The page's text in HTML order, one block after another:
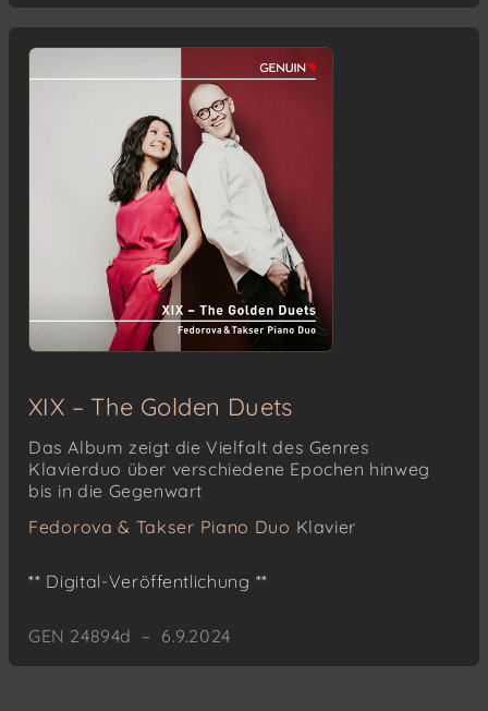
XIX – The Golden Duets
Das Album zeigt die Vielfalt des Genres
Klavierduo über verschiedene Epochen hinweg
bis in die Gegenwart
Fedorova & Takser Piano Duo Klavier
** Digital-Veröffentlichung **
GEN 24894d – 6.9.2024